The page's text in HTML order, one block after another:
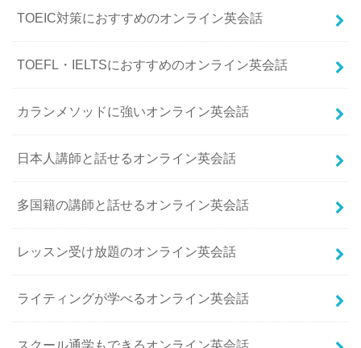
TOEIC対策におすすめのオンライン英会話
TOEFL・IELTSにおすすめのオンライン英会話
カランメソッドに強いオンライン英会話
日本人講師と話せるオンライン英会話
多国籍の講師と話せるオンライン英会話
レッスン受け放題のオンライン英会話
ライティングが学べるオンライン英会話
スクール通学もできるオンライン英会話